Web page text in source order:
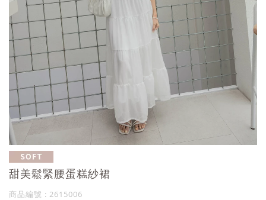
甜美鬆緊腰蛋糕紗裙
商品編號 : 2615006